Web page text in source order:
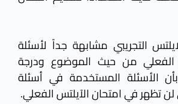
التجريبي مشابهة جداً لأسئلة
الفعلي من حيث الموضوع ودرجة
الأسئلة المستخدمة في أسئلة
لن تظهر في امتحان الآيلتس الفعلي.